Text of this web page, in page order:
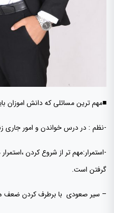
■مهم ترین مسائلی که دانش اموزان
-نظم : در درس خواندن و امور جاری
-استمرار:مهم تر از شروع کردن
گرفتن است.
– سیر صعودی با برطرف کردن ضعف